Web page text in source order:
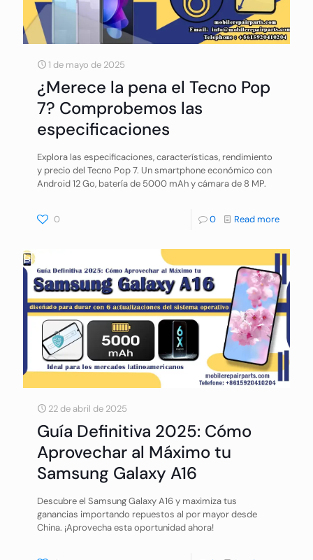
1 de mayo de 2025
¿Merece la pena el Tecno Pop
7? Comprobemos las
especificaciones
Explora las especificaciones, características, rendimiento
y precio del Tecno Pop 7. Un smartphone económico con
Android 12 Go, batería de 5000 mAh y cámara de 8 MP.
0 0 Read more
22 de abril de 2025
Guía Definitiva 2025: Cómo
Aprovechar al Máximo tu
Samsung Galaxy A16
Descubre el Samsung Galaxy A16 y maximiza tus
ganancias importando repuestos al por mayor desde
China. ¡Aprovecha esta oportunidad ahora!